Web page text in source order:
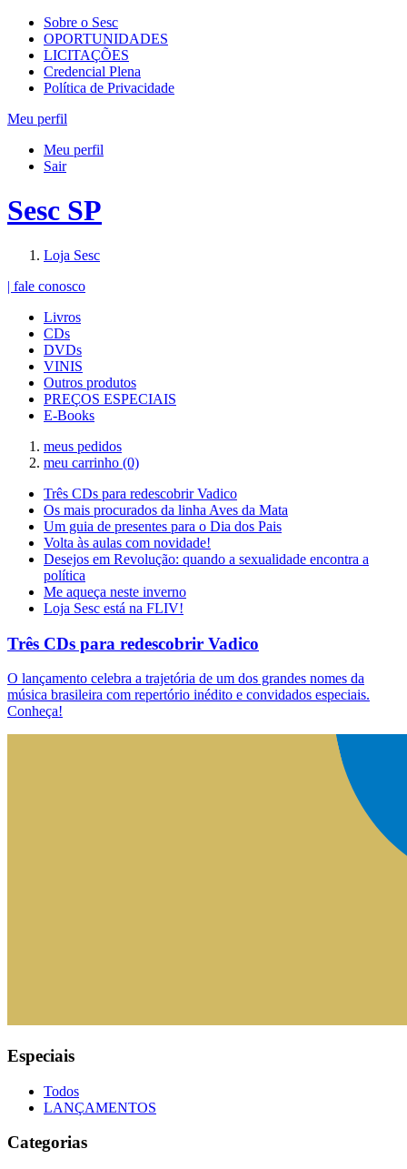
Sobre o Sesc
OPORTUNIDADES
LICITAÇÕES
Credencial Plena
Política de Privacidade
Meu perfil
Meu perfil
Sair
Sesc SP
Loja Sesc
| fale conosco
Livros
CDs
DVDs
VINIS
Outros produtos
PREÇOS ESPECIAIS
E-Books
meus pedidos
meu carrinho (0)
Três CDs para redescobrir Vadico
Os mais procurados da linha Aves da Mata
Um guia de presentes para o Dia dos Pais
Volta às aulas com novidade!
Desejos em Revolução: quando a sexualidade encontra a
política
Me aqueça neste inverno
Loja Sesc está na FLIV!
Três CDs para redescobrir Vadico
O lançamento celebra a trajetória de um dos grandes nomes da
música brasileira com repertório inédito e convidados especiais.
Conheça!
Especiais
Todos
LANÇAMENTOS
Categorias